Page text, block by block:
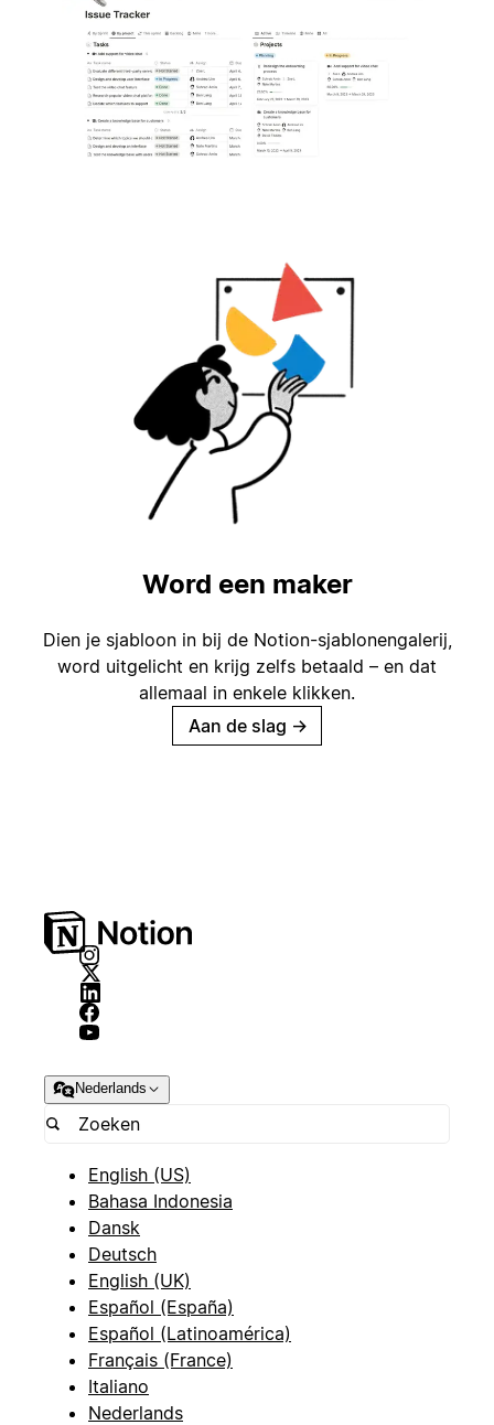
Word een maker
Dien je sjabloon in bij de Notion-sjablonengalerij,
word uitgelicht en krijg zelfs betaald – en dat
allemaal in enkele klikken.
Aan de slag →
Nederlands
English (US)
Bahasa Indonesia
Dansk
Deutsch
English (UK)
Español (España)
Español (Latinoamérica)
Français (France)
Italiano
Nederlands